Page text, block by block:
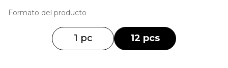
Formato del producto
1 pc 12 pcs